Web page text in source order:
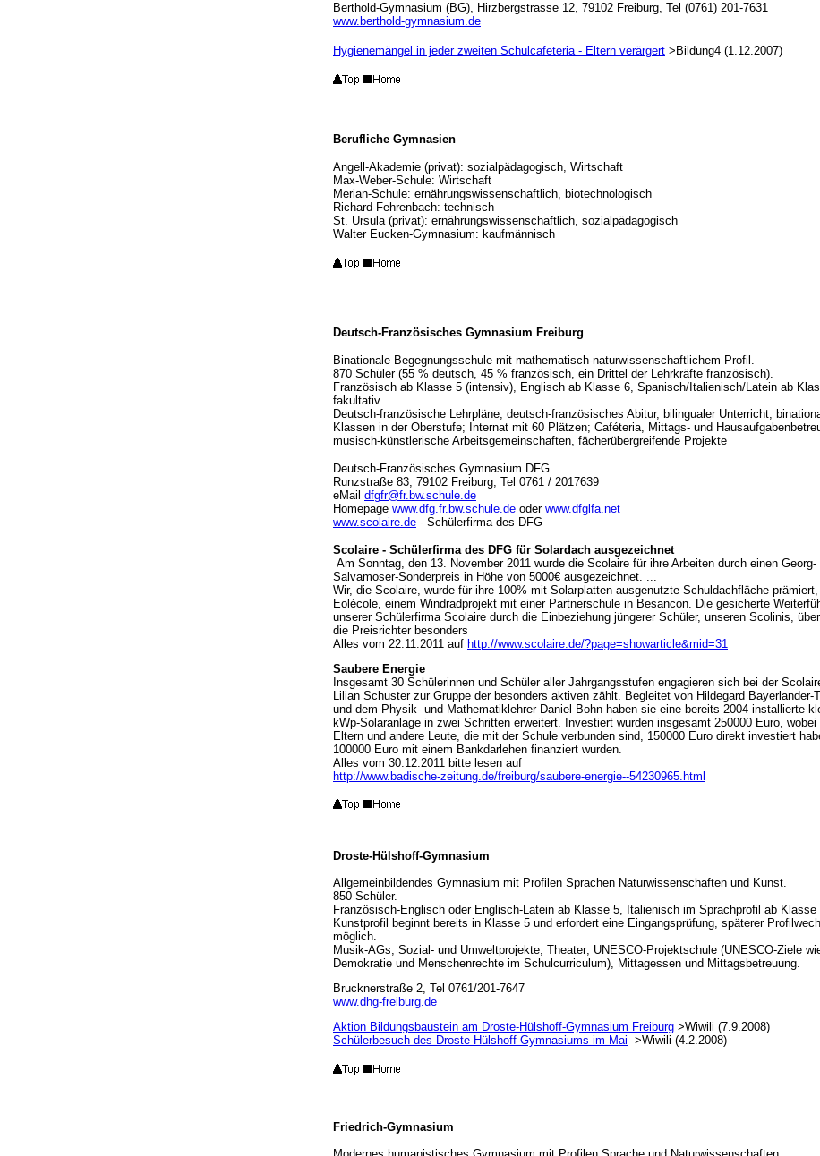
Berthold-Gymnasium (BG), Hirzbergstrasse 12, 79102 Freiburg, Tel (0761) 201-7631
www.berthold-gymnasium.de
Hygienemängel in jeder zweiten Schulcafeteria - Eltern verärgert >Bildung4 (1.12.2007)
Berufliche Gymnasien
Angell-Akademie (privat): sozialpädagogisch, Wirtschaft
Max-Weber-Schule: Wirtschaft
Merian-Schule: ernährungswissenschaftlich, biotechnologisch
Richard-Fehrenbach: technisch
St. Ursula (privat): ernährungswissenschaftlich, sozialpädagogisch
Walter Eucken-Gymnasium: kaufmännisch
Deutsch-Französisches Gymnasium Freiburg
Binationale Begegnungsschule mit mathematisch-naturwissenschaftlichem Profil.
870 Schüler (55 % deutsch, 45 % französisch, ein Drittel der Lehrkräfte französisch).
Französisch ab Klasse 5 (intensiv), Englisch ab Klasse 6, Spanisch/Italienisch/Latein ab
fakultativ.
Deutsch-französische Lehrpläne, deutsch-französisches Abitur, bilingualer Unterricht,
Klassen in der Oberstufe; Internat mit 60 Plätzen; Caféteria, Mittags- und
musisch-künstlerische Arbeitsgemeinschaften, fächerübergreifende Projekte
Deutsch-Französisches Gymnasium DFG
Runzstraße 83, 79102 Freiburg, Tel 0761 / 2017639
eMail dfgfr@fr.bw.schule.de
Homepage www.dfg.fr.bw.schule.de oder www.dfglfa.net
www.scolaire.de - Schülerfirma des DFG
Scolaire - Schülerfirma des DFG für Solardach ausgezeichnet
Am Sonntag, den 13. November 2011 wurde die Scolaire für ihre Arbeiten durch einen Georg-
Salvamoser-Sonderpreis in Höhe von 5000€ ausgezeichnet. ...
Wir, die Scolaire, wurde für ihre 100% mit Solarplatten ausgenutzte Schuldachfläche
Eolécole, einem Windradprojekt mit einer Partnerschule in Besancon. Die gesicherte
unserer Schülerfirma Scolaire durch die Einbeziehung jüngerer Schüler, unseren Scolinis,
die Preisrichter besonders
Alles vom 22.11.2011 auf http://www.scolaire.de/?page=showarticle&mid=31
Saubere Energie
Insgesamt 30 Schülerinnen und Schüler aller Jahrgangsstufen engagieren sich bei der
Lilian Schuster zur Gruppe der besonders aktiven zählt. Begleitet von Hildegard Bayerlander-
und dem Physik- und Mathematiklehrer Daniel Bohn haben sie eine bereits 2004 installierte
kWp-Solaranlage in zwei Schritten erweitert. Investiert wurden insgesamt 250000 Euro, wobei
Eltern und andere Leute, die mit der Schule verbunden sind, 150000 Euro direkt investiert
100000 Euro mit einem Bankdarlehen finanziert wurden.
Alles vom 30.12.2011 bitte lesen auf
http://www.badische-zeitung.de/freiburg/saubere-energie--54230965.html
Droste-Hülshoff-Gymnasium
Allgemeinbildendes Gymnasium mit Profilen Sprachen Naturwissenschaften und Kunst.
850 Schüler.
Französisch-Englisch oder Englisch-Latein ab Klasse 5, Italienisch im Sprachprofil ab Klasse
Kunstprofil beginnt bereits in Klasse 5 und erfordert eine Eingangsprüfung, späterer
möglich.
Musik-AGs, Sozial- und Umweltprojekte, Theater; UNESCO-Projektschule (UNESCO-Ziele
Demokratie und Menschenrechte im Schulcurriculum), Mittagessen und Mittagsbetreuung.
Brucknerstraße 2, Tel 0761/201-7647
www.dhg-freiburg.de
Aktion Bildungsbaustein am Droste-Hülshoff-Gymnasium Freiburg >Wiwili (7.9.2008)
Schülerbesuch des Droste-Hülshoff-Gymnasiums im Mai >Wiwili (4.2.2008)
Friedrich-Gymnasium